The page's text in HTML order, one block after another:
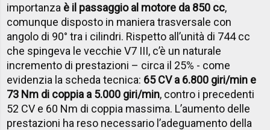
importanza è il passaggio al motore da 850 cc,
comunque disposto in maniera trasversale con
angolo di 90° tra i cilindri. Rispetto all’unità di 744 cc
che spingeva le vecchie V7 III, c’è un naturale
incremento di prestazioni – circa il 25% - come
evidenzia la scheda tecnica: 65 CV a 6.800 giri/min e
73 Nm di coppia a 5.000 giri/min, contro i precedenti
52 CV e 60 Nm di coppia massima. L’aumento delle
prestazioni ha reso necessario l’adeguamento della